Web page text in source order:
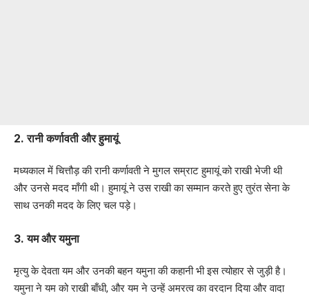
2.रानी कर्णावती और हुमायूं
मध्यकाल में चित्तौड़ की रानी कर्णावती ने मुगल सम्राट हुमायूं को राखी भेजी थी
और उनसे मदद माँगी थी। हुमायूं ने उस राखी का सम्मान करते हुए तुरंत सेना के
साथ उनकी मदद के लिए चल पड़े।
3.यम और यमुना
मृत्यु के देवता यम और उनकी बहन यमुना की कहानी भी इस त्योहार से जुड़ी है।
यमुना ने यम को राखी बाँधी, और यम ने उन्हें अमरत्व का वरदान दिया और वादा